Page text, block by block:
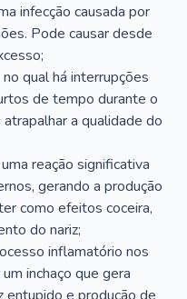
infecção causada por
Pode causar desde
qual há interrupções
de tempo durante o
a qualidade do
reação significativa
gerando a produção
como efeitos coceira,
do nariz;
inflamatório nos
inchaço que gera